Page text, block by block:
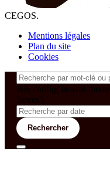
CEGOS.
Mentions légales
Plan du site
Cookies
&& config('laravel-
'neves')
Rechercher